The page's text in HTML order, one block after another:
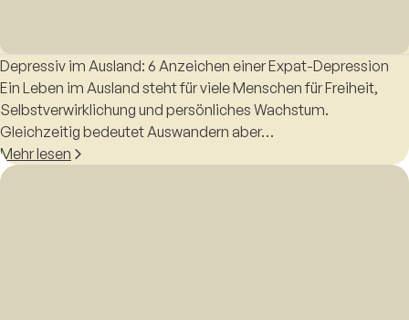
Depressiv im Ausland: 6 Anzeichen einer Expat-Depression
Ein Leben im Ausland steht für viele Menschen für Freiheit,
Selbstverwirklichung und persönliches Wachstum.
Gleichzeitig bedeutet Auswandern aber…
Mehr lesen